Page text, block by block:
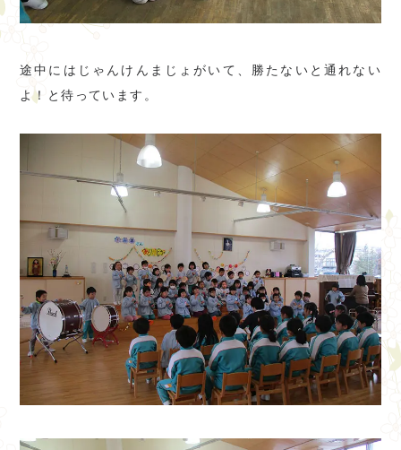
途中にはじゃんけんまじょがいて、勝たないと通れない
よ！と待っています。